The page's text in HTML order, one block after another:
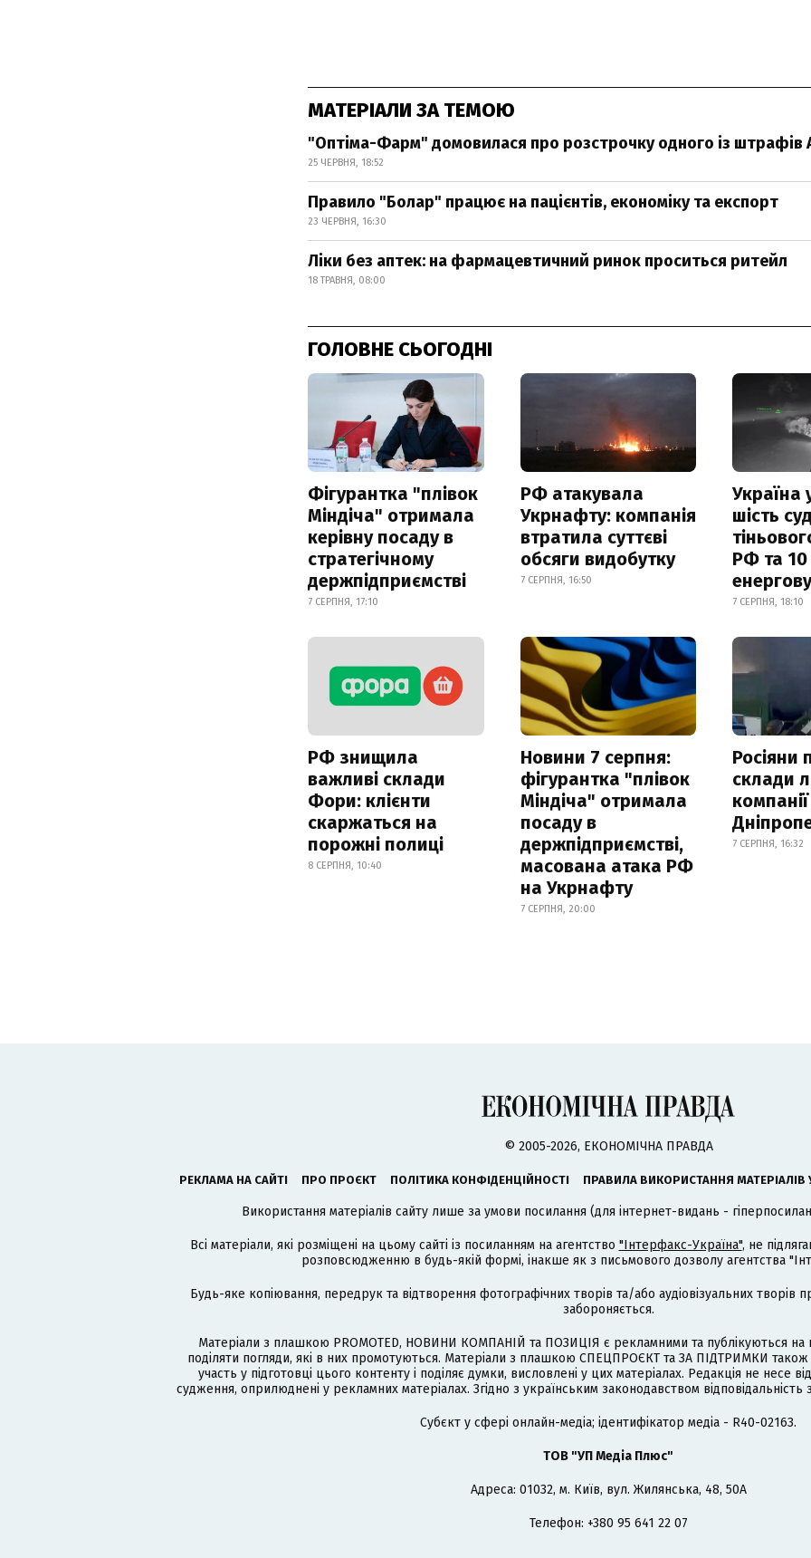
МАТЕРІАЛИ ЗА ТЕМОЮ
"Оптіма-Фарм" домовилася про розстрочку одного із штрафів
25 ЧЕРВНЯ, 18:52
Правило "Болар" працює на пацієнтів, економіку та експорт
23 ЧЕРВНЯ, 16:30
Ліки без аптек: на фармацевтичний ринок проситься ритейл
18 ТРАВНЯ, 08:00
ГОЛОВНЕ СЬОГОДНІ
Фігурантка "плівок
Міндіча" отримала
керівну посаду в
стратегічному
держпідприємстві
7 СЕРПНЯ, 17:10
РФ атакувала
Укрнафту: компанія
втратила суттєві
обсяги видобутку
7 СЕРПНЯ, 16:50
Україна
шість
РФ та 10
7 СЕРПНЯ, 18:10
РФ знищила
важливі склади
Фори: клієнти
скаржаться на
порожні полиці
8 СЕРПНЯ, 10:40
Новини 7 серпня:
фігурантка "плівок
Міндіча" отримала
посаду в
держпідприємстві,
масована атака РФ
на Укрнафту
7 СЕРПНЯ, 20:00
Росіяни
склади
7 СЕРПНЯ, 16:32
© 2005-2026, ЕКОНОМІЧНА ПРАВДА
РЕКЛАМА НА САЙТІ ПРО ПРОЄКТ ПОЛІТИКА КОНФІДЕНЦІЙНОСТІ ПРАВИЛА ВИКОРИСТАННЯ МАТЕРІАЛІВ
Використання матеріалів сайту лише за умови посилання (для інтернет-видань -
Всі матеріали, які розміщені на цьому сайті із посиланням на агентство "Інтерфакс-Україна", не
розповсюдженню в будь-якій формі, інакше як з письмового дозволу агентства
Будь-яке копіювання, передрук та відтворення фотографічних творів та/або аудіовізуальних
забороняється.
Матеріали з плашкою PROMOTED, НОВИНИ КОМПАНІЙ та ПОЗИЦІЯ є рекламними та публікуються на
поділяти погляди, які в них промотуються. Матеріали з плашкою СПЕЦПРОЄКТ та ЗА ПІДТРИМКИ
участь у підготовці цього контенту і поділяє думки, висловлені у цих матеріалах. Редакція не несе
судження, оприлюднені у рекламних матеріалах. Згідно з українським законодавством
Cубєкт у сфері онлайн-медіа; ідентифікатор медіа - R40-02163.
ТОВ "УП Медіа Плюс"
Адреса: 01032, м. Київ, вул. Жилянська, 48, 50А
Телефон: +380 95 641 22 07